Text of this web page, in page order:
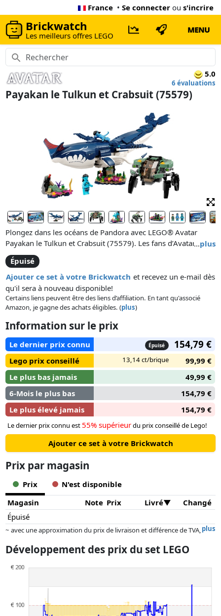
France • Se connecter ou s'incrire
Brickwatch
Les meilleurs offres LEGO
MENU
5.0
6 évaluations
Payakan le Tulkun et Crabsuit (75579)
…plus
Plongez dans les océans de Pandora avec LEGO® Avatar
Payakan le Tulkun et Crabsuit (75579). Les fans d’Avatar dès
10 ans peuvent revivre leurs moments préférés du film, créer
des scènes dynamiques ou inventer des histoires
passionnantes avec un tulkun articulé, un sous-marin
Crabsuit et les minifigurines de Lo’ak, Tsireya et d’un pilote de
Crabsuit.
Épuisé
Ajouter ce set à votre Brickwatch et recevez un e-mail dès
qu'il sera à nouveau disponible!
Certains liens peuvent être des liens d’affiliation. En tant qu'associé
Amazon, je gagne des achats éligibles. (plus)
Information sur le prix
Le dernier prix connu Épuisé 154,79 €
Lego prix conseillé 13,14 ct/brique
99,99 €
Le plus bas jamais
49,99 €
6-Mois le plus bas
154,79 €
Le plus élevé jamais
154,79 €
Le dernier prix connu est 55% supérieurdu prix conseillé de Lego!
Ajouter ce set à votre Brickwatch
Prix ​​par magasin
Prix
N'est disponible
Magasin
Note Prix Livré
Changé
Épuisé
plus
~ avec une approximation du prix de livraison et différence de TVA,
Les prix et la disponibilité peuvent avoir changé depuis la dernière mise
Développement des prix du set LEGO